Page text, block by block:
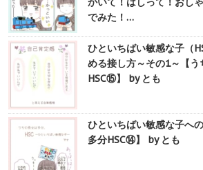
でみた！…
ひといちばい敏感な子（
める接し方～その1～【う
HSC⑮】 by とも
ひといちばい敏感な子へ
多分HSC⑭】 by とも